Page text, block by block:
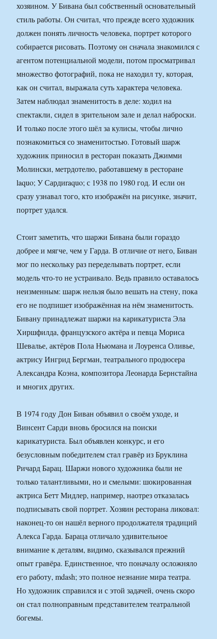
хозяином. У Бивана был собственный основательный
стиль работы. Он считал, что прежде всего художник
должен понять личность человека, портрет которого
собирается рисовать. Поэтому он сначала знакомился с
агентом потенциальной модели, потом просматривал
множество фотографий, пока не находил ту, которая,
как он считал, выражала суть характера человека.
Затем наблюдал знаменитость в деле: ходил на
спектакли, сидел в зрительном зале и делал наброски.
И только после этого шёл за кулисы, чтобы лично
познакомиться со знаменитостью. Готовый шарж
художник приносил в ресторан показать Джимми
Молински, метрдотелю, работавшему в ресторане
laquo; У Сардиraquo; с 1938 по 1980 год. И если он
сразу узнавал того, кто изображён на рисунке, значит,
портрет удался.
Стоит заметить, что шаржи Бивана были гораздо
добрее и мягче, чем у Гарда. В отличие от него, Биван
мог по нескольку раз переделывать портрет, если
модель что-то не устраивало. Ведь правило оставалось
неизменным: шарж нельзя было вешать на стену, пока
его не подпишет изображённая на нём знаменитость.
Бивану принадлежат шаржи на карикатуриста Эла
Хиршфилда, французского актёра и певца Мориса
Шевалье, актёров Пола Ньюмана и Лоуренса Оливье,
актрису Ингрид Бергман, театрального продюсера
Александра Коэна, композитора Леонарда Бернстайна
и многих других.
В 1974 году Дон Биван объявил о своём уходе, и
Винсент Сарди вновь бросился на поиски
карикатуриста. Был объявлен конкурс, и его
безусловным победителем стал гравёр из Бруклина
Ричард Барац. Шаржи нового художника были не
только талантливыми, но и смелыми: шокированная
актриса Бетт Мидлер, например, наотрез отказалась
подписывать свой портрет. Хозяин ресторана ликовал:
наконец-то он нашёл верного продолжателя традиций
Алекса Гарда. Бараца отличало удивительное
внимание к деталям, видимо, сказывался прежний
опыт гравёра. Единственное, что поначалу осложняло
его работу, mdash; это полное незнание мира театра.
Но художник справился и с этой задачей, очень скоро
он стал полноправным представителем театральной
богемы.